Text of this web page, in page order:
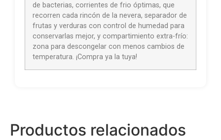
de bacterias, corrientes de frio óptimas, que
recorren cada rincón de la nevera, separador de
frutas y verduras con control de humedad para
conservarlas mejor, y compartimiento extra-frío:
zona para descongelar con menos cambios de
temperatura. ¡Compra ya la tuya!
Productos relacionados